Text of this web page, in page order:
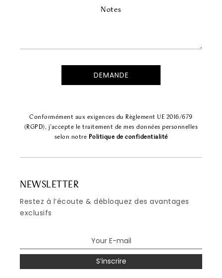
Notes
Conformément aux exigences du Règlement UE 2016/679
(RGPD), j'accepte le traitement de mes données personnelles
selon notre Politique de confidentialité
NEWSLETTER
Restez à l’écoute & débloquez des avantages
exclusifs
S’inscrire